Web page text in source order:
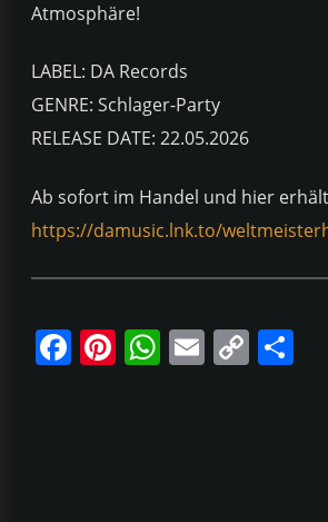
Atmosphäre!
LABEL: DA Records
GENRE: Schlager-Party
RELEASE DATE: 22.05.2026
Ab sofort im Handel und hier
https://damusic.lnk.to/
F Pi W E C